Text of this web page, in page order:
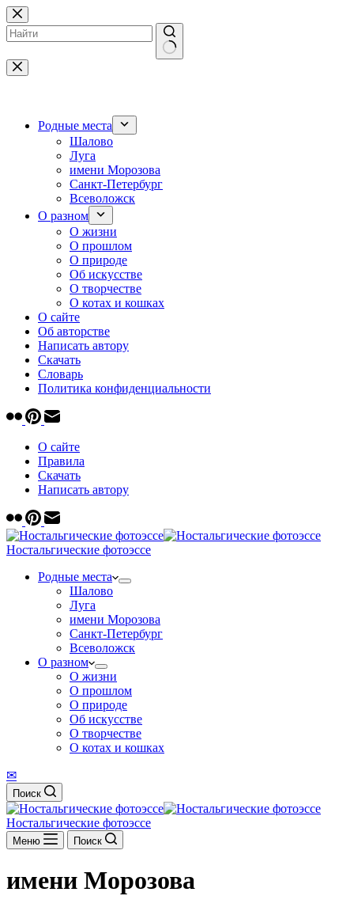
Перейти
к
сути
Ничего
не
Родные места
Шалово
Луга
имени Морозова
Санкт-Петербург
Всеволожск
О разном
О жизни
О прошлом
О природе
Об искусстве
О творчестве
О котах и кошках
О сайте
Об авторстве
Написать автору
Скачать
Cловарь
Политика конфиденциальности
О сайте
Правила
Скачать
Написать автору
Ностальгические фотоэссе
Родные места
Шалово
Луга
имени Морозова
Санкт-Петербург
Всеволожск
О разном
О жизни
О прошлом
О природе
Об искусстве
О творчестве
О котах и кошках
✉
Поиск
Ностальгические фотоэссе
Меню Поиск
имени Морозова